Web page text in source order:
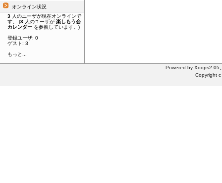
オンライン状況
3 人のユーザが現在オンラインで
す。 (3 人のユーザが 楽しもう会
カレンダー を参照しています。)
登録ユーザ: 0
ゲスト: 3
もっと...
Powered by Xoops2.05
Copyright